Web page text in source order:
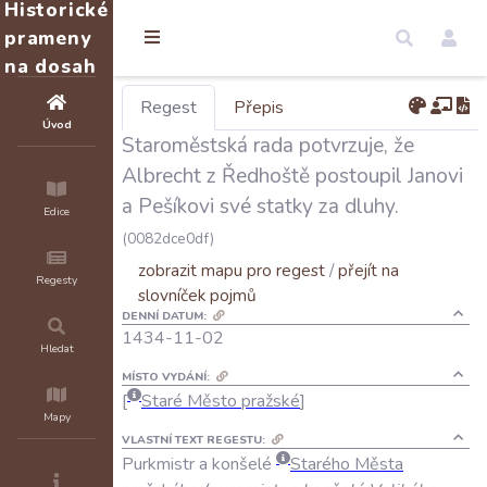
Historické
prameny
na dosah
Úvod
Edice
Regesty
Hledat
Mapy
Regest Přepis
Staroměstská rada potvrzuje, že
Albrecht z Ředhoště postoupil Janovi
a Pešíkovi své statky za dluhy.
(0082dce0df)
zobrazit mapu pro regest/přejít na
slovníček pojmů
DENNÍ DATUM:
1434-11-02
MÍSTO VYDÁNÍ:
Staré Město pražské
VLASTNÍ TEXT REGESTU:
Purkmistra konšelé Starého Města